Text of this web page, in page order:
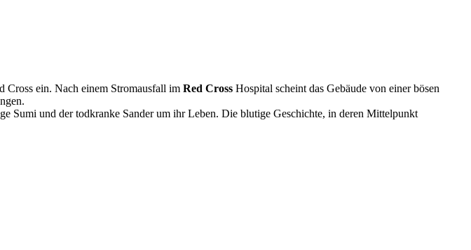
ein. Nach einem Stromausfall im Red Cross Hospital scheint das Gebäude von einer bösen
Sumi und der todkranke Sander um ihr Leben. Die blutige Geschichte, in deren Mittelpunkt